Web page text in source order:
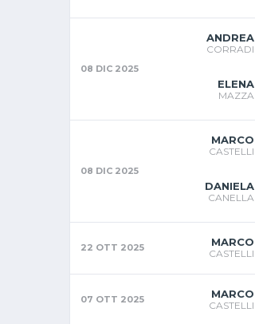
08 DIC 2025
ANDREA
CORRADI
ELENA
MAZZA
08 DIC 2025
MARCO
CASTELLI
DANIELA
CANELLA
22 OTT 2025 MARCO
CASTELLI
07 OTT 2025 MARCO
CASTELLI